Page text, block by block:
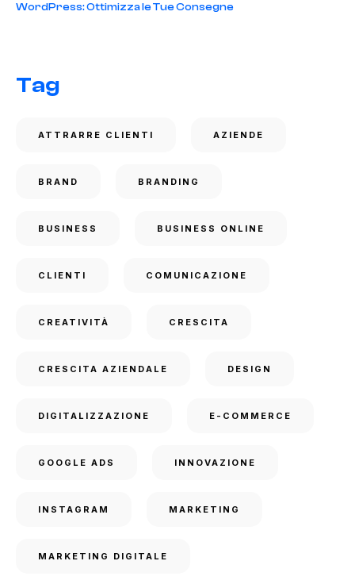
WordPress: Ottimizza le Tue Consegne
Tag
ATTRARRE CLIENTI AZIENDE
BRAND BRANDING
BUSINESS BUSINESS ONLINE
CLIENTI COMUNICAZIONE
CREATIVITÀ CRESCITA
CRESCITA AZIENDALE DESIGN
DIGITALIZZAZIONE E-COMMERCE
GOOGLE ADS INNOVAZIONE
INSTAGRAM MARKETING
MARKETING DIGITALE